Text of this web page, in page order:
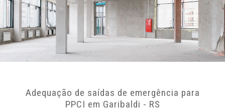
Adequação de saídas de emergência para
PPCI em Garibaldi - RS